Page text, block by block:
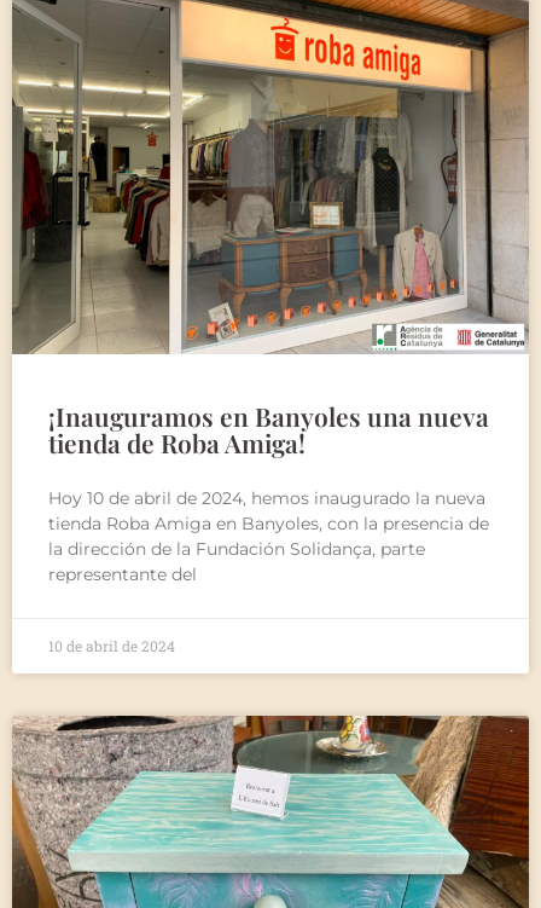
¡Inauguramos en Banyoles una nueva
tienda de Roba Amiga!
Hoy 10 de abril de 2024, hemos inaugurado la nueva
tienda Roba Amiga en Banyoles, con la presencia de
la dirección de la Fundación Solidança, parte
representante del
10 de abril de 2024